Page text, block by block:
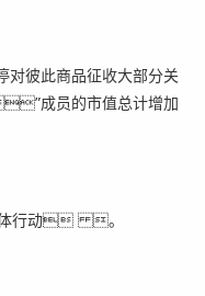
彼此商品征收大部分关
成员的市值总计增加
体行动 。